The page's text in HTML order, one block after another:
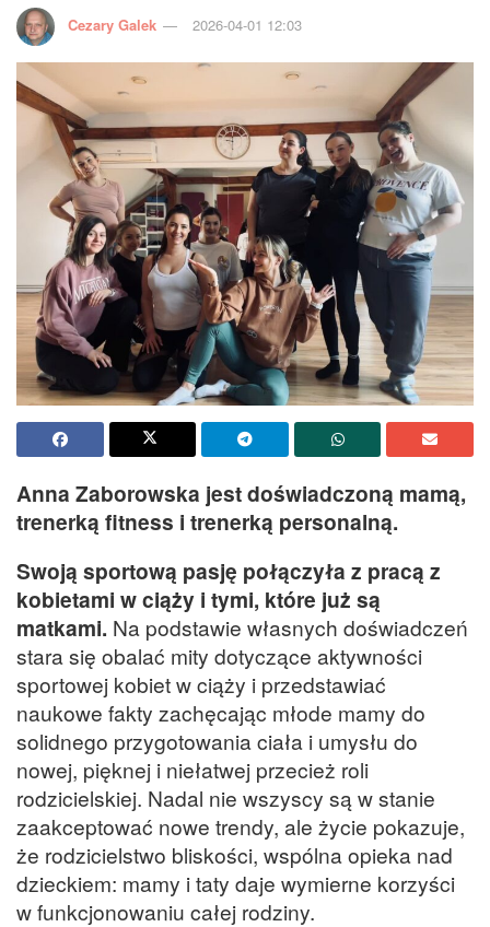
Cezary Galek 2026-04-01 12:03
Anna Zaborowska jest doświadczoną mamą,
trenerką fitness i trenerką personalną.
Swoją sportową pasję połączyła z pracą z
kobietami w ciąży i tymi, które już są
matkami. Na podstawie własnych doświadczeń
stara się obalać mity dotyczące aktywności
sportowej kobiet w ciąży i przedstawiać
naukowe fakty zachęcając młode mamy do
solidnego przygotowania ciała i umysłu do
nowej, pięknej i niełatwej przecież roli
rodzicielskiej. Nadal nie wszyscy są w stanie
zaakceptować nowe trendy, ale życie pokazuje,
że rodzicielstwo bliskości, wspólna opieka nad
dzieckiem: mamy i taty daje wymierne korzyści
w funkcjonowaniu całej rodziny.